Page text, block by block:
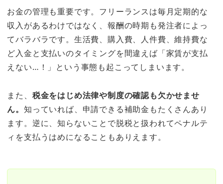
お金の管理も重要です。フリーランスは毎月定期的な
収入があるわけではなく、報酬の時期も発注者によっ
てバラバラです。生活費、購入費、人件費、維持費な
ど入金と支払いのタイミングを間違えば「家賃が支払
えない…！」という事態も起こってしまいます。
また、 税金をはじめ法律や制度の確認も欠かせませ
ん。 知っていれば、申請できる補助金もたくさんあり
ます。逆に、知らないことで脱税と扱われてペナルテ
ィを支払うはめになることもありえます。